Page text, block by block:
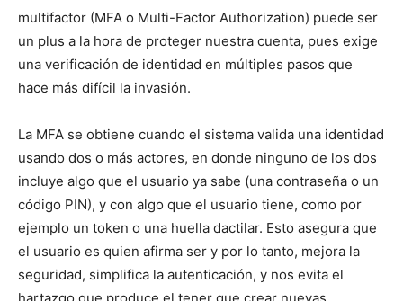
multifactor (MFA o Multi-Factor Authorization) puede ser
un plus a la hora de proteger nuestra cuenta, pues exige
una verificación de identidad en múltiples pasos que
hace más difícil la invasión.
La MFA se obtiene cuando el sistema valida una identidad
usando dos o más actores, en donde ninguno de los dos
incluye algo que el usuario ya sabe (una contraseña o un
código PIN), y con algo que el usuario tiene, como por
ejemplo un token o una huella dactilar. Esto asegura que
el usuario es quien afirma ser y por lo tanto, mejora la
seguridad, simplifica la autenticación, y nos evita el